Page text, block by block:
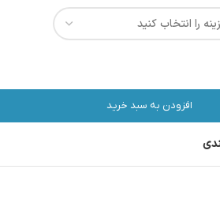
افزودن به سبد خرید